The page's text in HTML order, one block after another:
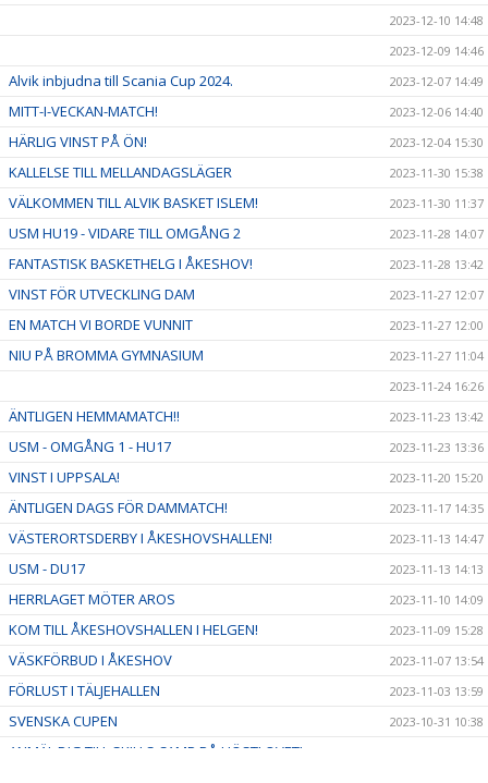
2023-12-10 14:48
2023-12-09 14:46
Alvik inbjudna till Scania Cup 2024. 2023-12-07 14:49
MITT-I-VECKAN-MATCH! 2023-12-06 14:40
HÄRLIG VINST PÅ ÖN! 2023-12-04 15:30
KALLELSE TILL MELLANDAGSLÄGER 2023-11-30 15:38
VÄLKOMMEN TILL ALVIK BASKET ISLEM! 2023-11-30 11:37
USM HU19 - VIDARE TILL OMGÅNG 2 2023-11-28 14:07
FANTASTISK BASKETHELG I ÅKESHOV! 2023-11-28 13:42
VINST FÖR UTVECKLING DAM 2023-11-27 12:07
EN MATCH VI BORDE VUNNIT 2023-11-27 12:00
NIU PÅ BROMMA GYMNASIUM
2023-11-27 11:04
2023-11-24 16:26
ÄNTLIGEN HEMMAMATCH!! 2023-11-23 13:42
USM - OMGÅNG 1 - HU17 2023-11-23 13:36
VINST I UPPSALA! 2023-11-20 15:20
ÄNTLIGEN DAGS FÖR DAMMATCH! 2023-11-17 14:35
VÄSTERORTSDERBY I ÅKESHOVSHALLEN! 2023-11-13 14:47
USM - DU17 2023-11-13 14:13
HERRLAGET MÖTER AROS 2023-11-10 14:09
KOM TILL ÅKESHOVSHALLEN I HELGEN! 2023-11-09 15:28
VÄSKFÖRBUD I ÅKESHOV 2023-11-07 13:54
FÖRLUST I TÄLJEHALLEN 2023-11-03 13:59
SVENSKA CUPEN 2023-10-31 10:38
ANMÄL DIG TILL SKILLS CAMP PÅ HÖSTLOVET!